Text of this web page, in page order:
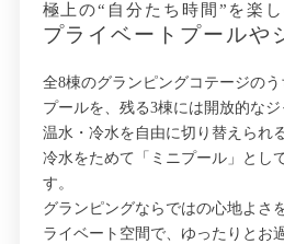
極上の“自分たち時間”を楽
プライベートプールや
全8棟のグランピングコテージの
プールを、残る3棟には開放的なジ
温水・冷水を自由に切り替えられ
冷水をためて「ミニプール」とし
す。
グランピングならではの心地よさ
ライベート空間で、ゆったりとお